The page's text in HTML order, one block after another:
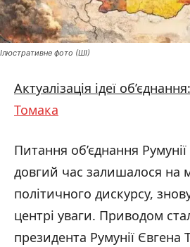
Ілюстративне фото (ШІ)
Актуалізація ідеї об’єднання:
Томака
Питання об’єднання
довгий час залишалося на
політичного дискурсу,
центрі уваги. Приводом
президента Румунії